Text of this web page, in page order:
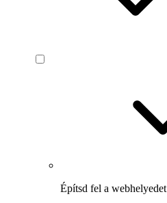
Építsd fel a webhelyedet